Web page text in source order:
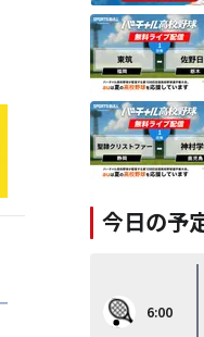
今日の予
6:00